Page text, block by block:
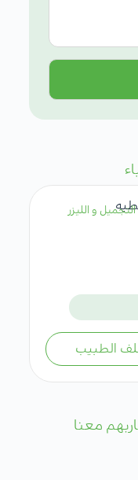
و الليزر
الطبيب
معنا